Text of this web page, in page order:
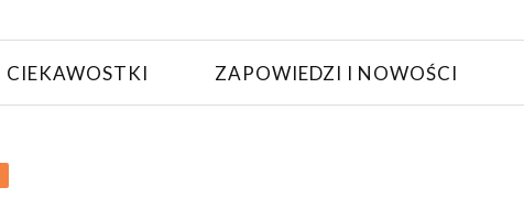
CIEKAWOSTKI ZAPOWIEDZI I NOWOŚCI